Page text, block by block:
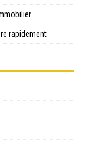
rapidement